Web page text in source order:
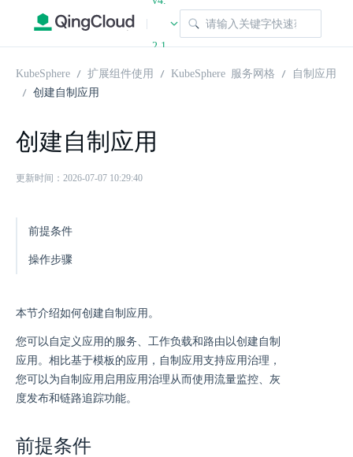
|
2.1
KubeSphere 扩展组件使用 KubeSphere 服务网格
自制应用
创建自制应用
创建自制应用
更新时间：2026-07-07 10:29:40
前提条件
操作步骤
本节介绍如何创建自制应用。
您可以自定义应用的服务、工作负载和路由以创建自制
应用。相比基于模板的应用，自制应用支持应用治理，
您可以为自制应用启用应用治理从而使用流量监控、灰
度发布和链路追踪功能。
前提条件